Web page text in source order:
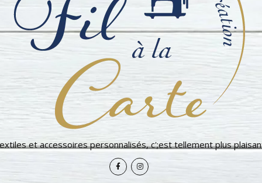
et accessoires personnalisés, c';est tellement plus